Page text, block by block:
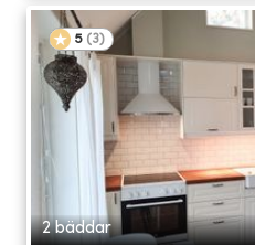
5 (3)
2 bäddar